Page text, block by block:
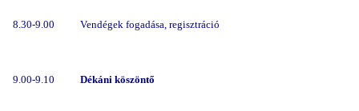
8.30-9.00 Vendégek fogadása, regisztráció
9.00-9.10 Dékáni köszöntő